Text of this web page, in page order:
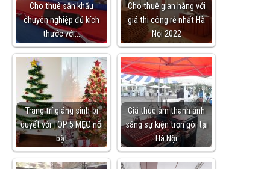
Cho thuê sân khấu
chuyên nghiệp đủ kích
thước với…
Cho thuê gian hàng với
giá thi công rẻ nhất Hà
Nội 2022
Trang trí giáng sinh-bí
quyết với TOP 5 MẸO nổi
bật
Giá thuê âm thanh ánh
sáng sự kiện trọn gói tại
Hà Nội